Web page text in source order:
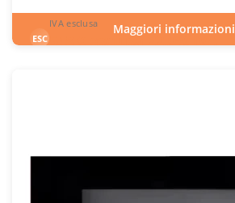
ESC
IVA esclusa
548€esclusa 22.0% IVA
Maggiori informazioni